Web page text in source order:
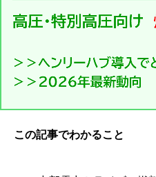
この記事でわかること